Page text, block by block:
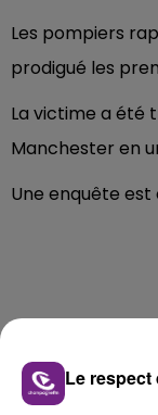
Les pompiers
prodigué les
La victime a été
Manchester en
Une enquête
Le